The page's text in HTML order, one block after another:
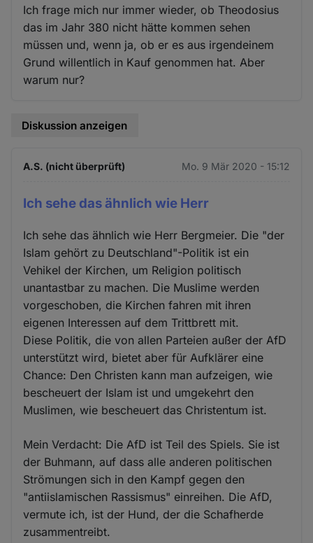
Ich frage mich nur immer wieder, ob Theodosius
das im Jahr 380 nicht hätte kommen sehen
müssen und, wenn ja, ob er es aus irgendeinem
Grund willentlich in Kauf genommen hat. Aber
warum nur?
Diskussion anzeigen
A.S. (nicht überprüft) Mo. 9 Mär 2020 - 15:12
Ich sehe das ähnlich wie Herr
Ich sehe das ähnlich wie Herr Bergmeier. Die "der
Islam gehört zu Deutschland"-Politik ist ein
Vehikel der Kirchen, um Religion politisch
unantastbar zu machen. Die Muslime werden
vorgeschoben, die Kirchen fahren mit ihren
eigenen Interessen auf dem Trittbrett mit.
Diese Politik, die von allen Parteien außer der AfD
unterstützt wird, bietet aber für Aufklärer eine
Chance: Den Christen kann man aufzeigen, wie
bescheuert der Islam ist und umgekehrt den
Muslimen, wie bescheuert das Christentum ist.
Mein Verdacht: Die AfD ist Teil des Spiels. Sie ist
der Buhmann, auf dass alle anderen politischen
Strömungen sich in den Kampf gegen den
"antiislamischen Rassismus" einreihen. Die AfD,
vermute ich, ist der Hund, der die Schafherde
zusammentreibt.